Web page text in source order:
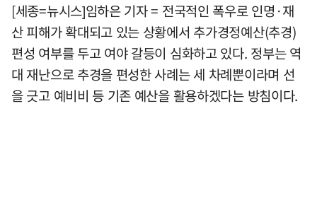
[세종=뉴시스]임하은 기자 = 전국적인 폭우로 인명·재
산 피해가 확대되고 있는 상황에서 추가경정예산(추경)
편성 여부를 두고 여야 갈등이 심화하고 있다. 정부는 역
대 재난으로 추경을 편성한 사례는 세 차례뿐이라며 선
을 긋고 예비비 등 기존 예산을 활용하겠다는 방침이다.